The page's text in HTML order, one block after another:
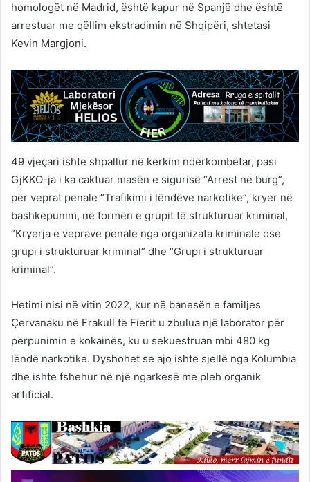
homologët në Madrid, është kapur në Spanjë dhe është
arrestuar me qëllim ekstradimin në Shqipëri, shtetasi
Kevin Margjoni.
49 vjeçari ishte shpallur në kërkim ndërkombëtar, pasi
GjKKO-ja i ka caktuar masën e sigurisë “Arrest në burg”,
për veprat penale “Trafikimi i lëndëve narkotike”, kryer në
bashkëpunim, në formën e grupit të strukturuar kriminal,
“Kryerja e veprave penale nga organizata kriminale ose
grupi i strukturuar kriminal” dhe “Grupi i strukturuar
kriminal”.
Hetimi nisi në vitin 2022, kur në banesën e familjes
Çervanaku në Frakull të Fierit u zbulua një laborator për
përpunimin e kokainës, ku u sekuestruan mbi 480 kg
lëndë narkotike. Dyshohet se ajo ishte sjellë nga Kolumbia
dhe ishte fshehur në një ngarkesë me pleh organik
artificial.